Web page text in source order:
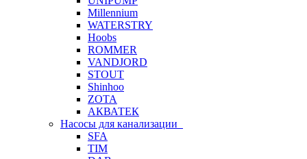
Millennium
WATERSTRY
Hoobs
ROMMER
VANDJORD
STOUT
Shinhoo
ZOTA
АКВАТЕК
Насосы для канализации
SFA
TIM